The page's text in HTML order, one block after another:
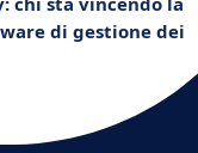
di gestione dei